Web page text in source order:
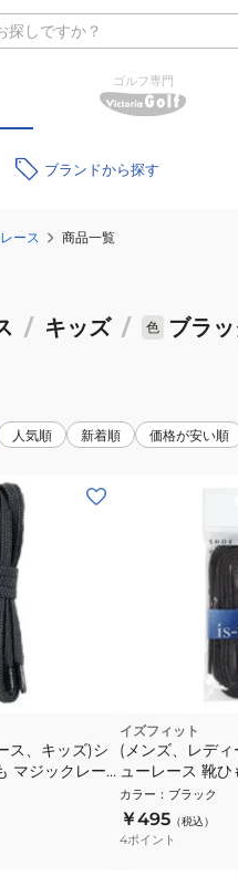
ゴルフ専門
ブランド
ース 商品一覧
/ キッズ / 色 ブラ
人気順 新着順 価格が安い順
ス、キッズ)シ
マジックレー
ブラック M2-
イズフィット
(メンズ、レデ
ューレース 靴
クロ 150cm
カラー ： ブラック
￥495 （税込）
4ポイント